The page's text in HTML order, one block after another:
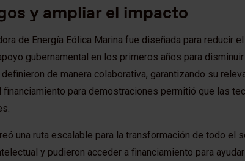
y ampliar el impacto
de Energía Eólica Marina fue diseñada para reducir
gubernamental en los primeros años para
de manera colaborativa, garantizando su
para demostraciones permitió que las
una ruta escalable para la transformación de todo el
y pudieron acceder a financiamiento para